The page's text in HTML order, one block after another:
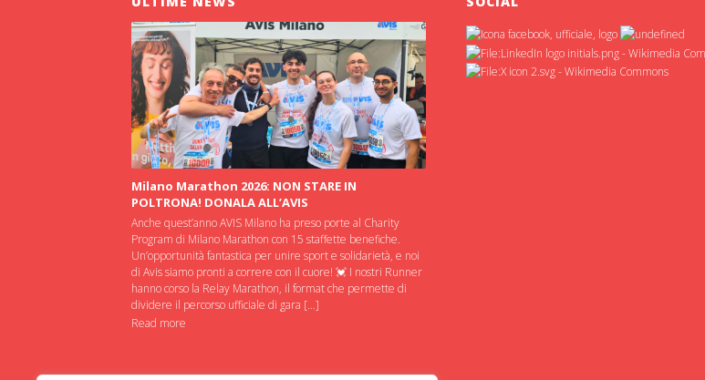
Milano Marathon 2026: NON STARE IN
POLTRONA! DONALA ALL’AVIS
Anche quest’anno AVIS Milano ha preso porte al Charity
Program di Milano Marathon con 15 staffette benefiche.
Un’opportunità fantastica per unire sport e solidarietà, e noi
di Avis siamo pronti a correre con il cuore! 💓 I nostri Runner
hanno corso la Relay Marathon, il format che permette di
dividere il percorso ufficiale di gara […]
Read more